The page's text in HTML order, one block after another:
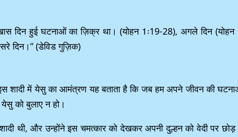
दिन हुई घटनाओं का ज़िक्र था। (योहन 1ः19-28), अगले दिन
दिन।” (डेविड गुज़िक)
इस शादी में येसु का आमंत्रण यह बताता है कि जब हम अपने जीवन की
येसु को बुलाए न हो।
थी, और उन्होंने इस चमत्कार को देखकर अपनी दुल्हन को वेदी पर